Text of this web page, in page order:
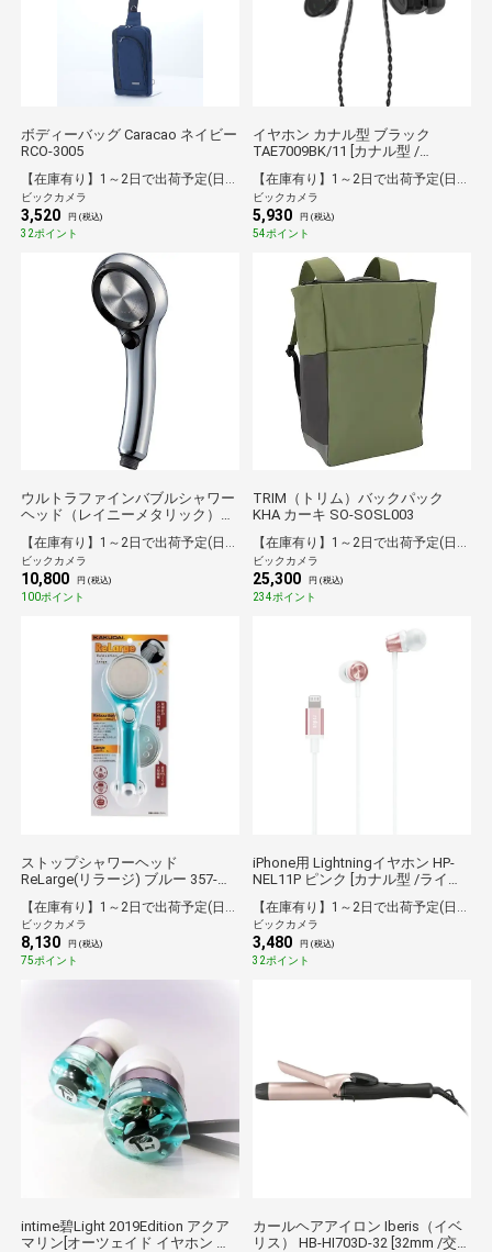
ボディーバッグ Caracao ネイビー
RCO-3005
【在庫有り】1～2日で出荷予定(日付指定可)
ビックカメラ
3,520 円 (税込)
32ポイント
イヤホン カナル型 ブラック
TAE7009BK/11 [カナル型 /
【在庫有り】1～2日で出荷予定(日付指定可)
ビックカメラ
5,930 円 (税込)
54ポイント
ウルトラファインバブルシャワー
ヘッド（レイニーメタリック）
NS3136-81XA-CDP [マイクロバブ
ル機能]
【在庫有り】1～2日で出荷予定(日付指定可)
ビックカメラ
10,800 円 (税込)
100ポイント
TRIM（トリム）バックパック
KHA カーキ SO-SOSL003
【在庫有り】1～2日で出荷予定(日付指定可)
ビックカメラ
25,300 円 (税込)
234ポイント
ストップシャワーヘッド
ReLarge(リラージ) ブルー 357-
ビックカメラ
8,130 円 (税込)
75ポイント
iPhone用 Lightningイヤホン HP-
NEL11P ピンク [カナル型 /ライト
ビックカメラ
3,480 円 (税込)
32ポイント
intime碧Light 2019Edition アクア
マリン[オーツェイド イヤホン ア
カールヘアアイロン Iberis（イベ
リス） HB-HI703D-32 [32mm /交